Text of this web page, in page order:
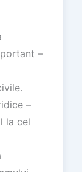
–
–
la cel